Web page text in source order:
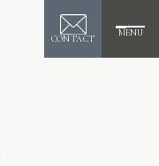
CONTACT
MENU